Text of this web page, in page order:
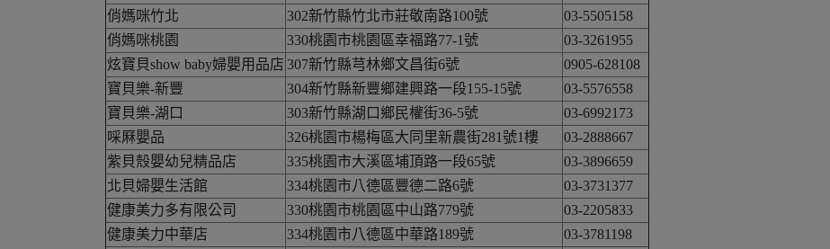
俏媽咪竹北
302新竹縣竹北市莊敬南路100號
03-5505158
俏媽咪桃園
330桃園市桃園區幸福路77-1號
03-3261955
炫寶貝show baby婦嬰用品店 307新竹縣芎林鄉文昌街6號
0905-628108
寶貝樂-新豐
304新竹縣新豐鄉建興路一段155-15號
03-5576558
寶貝樂-湖口
303新竹縣湖口鄉民權街36-5號
03-6992173
啋厤嬰品
326桃園市楊梅區大同里新農街281號1樓
03-2888667
紫貝殼嬰幼兒精品店
335桃園市大溪區埔頂路一段65號
03-3896659
北貝婦嬰生活館
334桃園市八德區豐德二路6號
03-3731377
健康美力多有限公司
330桃園市桃園區中山路779號
03-2205833
健康美力中華店
334桃園市八德區中華路189號
03-3781198